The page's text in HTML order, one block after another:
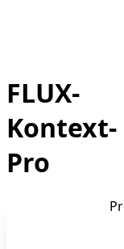
FLUX-
Kontext-
Pro